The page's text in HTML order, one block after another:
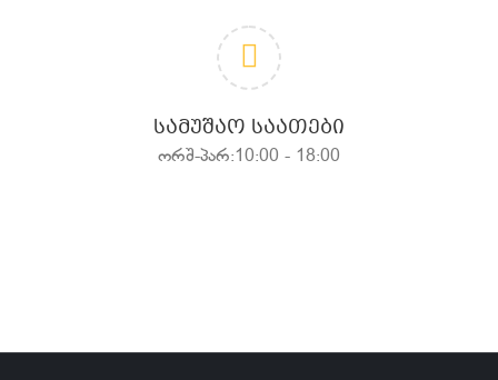
ᲡᲐᲛᲣᲨᲐᲝ ᲡᲐᲐᲗᲔᲑᲘ
ორშ-პარ:10:00 - 18:00